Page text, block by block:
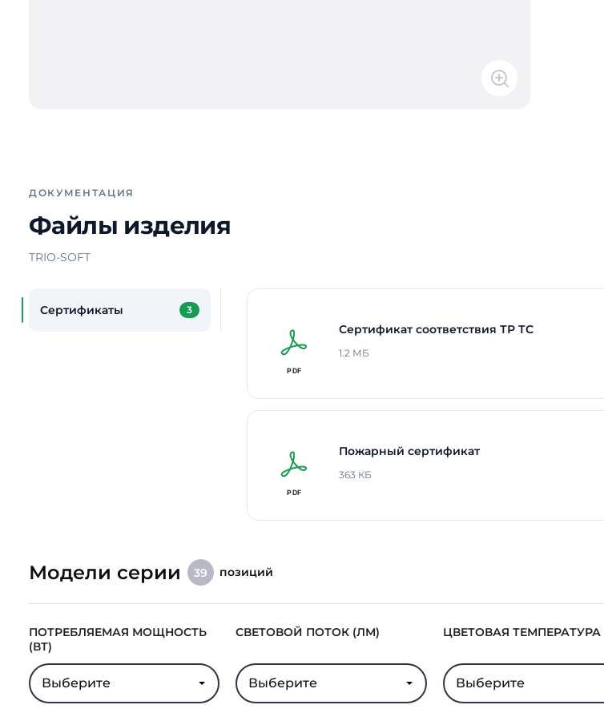
ДОКУМЕНТАЦИЯ
Файлы изделия
TRIO-SOFT
Сертификаты 3
Сертификат соответствия ТР ТС
1.2 МБ
Пожарный сертификат
363 КБ
Модели серии 39 позиций
ПОТРЕБЛЯЕМАЯ МОЩНОСТЬ
(ВТ)
Выберите
СВЕТОВОЙ ПОТОК (ЛМ)
Выберите
ЦВЕТОВАЯ ТЕМПЕРАТУРА
Выберите